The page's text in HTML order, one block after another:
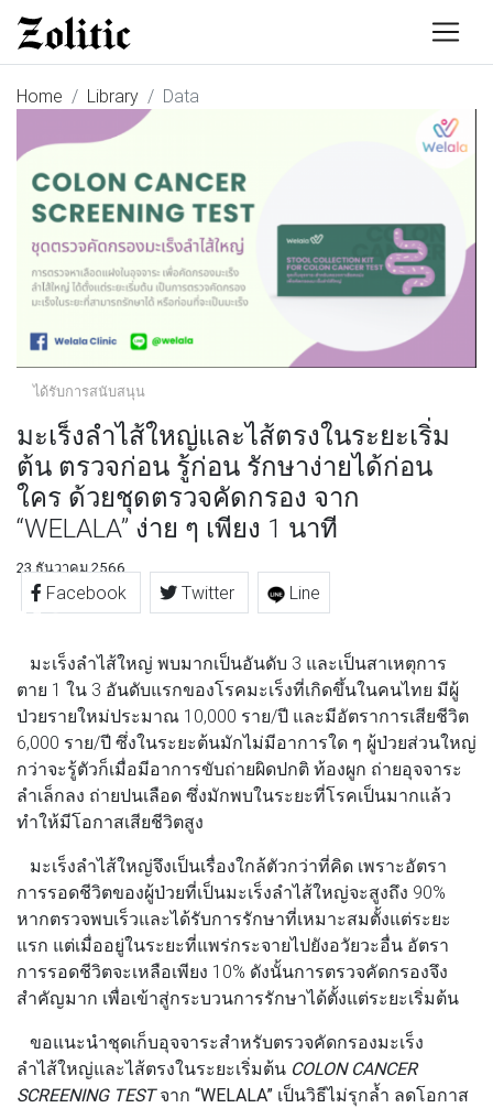
Home Library Data
ได้รับการสนับสนุน
มะเร็งลำไส้ใหญ่และไส้ตรงในระยะเริ่ม
ต้น ตรวจก่อน รู้ก่อน รักษาง่ายได้ก่อน
ใคร ด้วยชุดตรวจคัดกรอง จาก
“WELALA” ง่าย ๆ เพียง 1 นาที
23 ธันวาคม 2566
Facebook Twitter Line
มะเร็งลำไส้ใหญ่ พบมากเป็นอันดับ 3 และเป็นสาเหตุการ
ตาย 1 ใน 3 อันดับแรกของโรคมะเร็งที่เกิดขึ้นในคนไทย มีผู้
ป่วยรายใหม่ประมาณ 10,000 ราย/ปี และมีอัตราการเสียชีวิต
6,000 ราย/ปี ซึ่งในระยะต้นมักไม่มีอาการใด ๆ ผู้ป่วยส่วนใหญ่
กว่าจะรู้ตัวก็เมื่อมีอาการขับถ่ายผิดปกติ ท้องผูก ถ่ายอุจจาระ
ลำเล็กลง ถ่ายปนเลือด ซึ่งมักพบในระยะที่โรคเป็นมากแล้ว
ทำให้มีโอกาสเสียชีวิตสูง
มะเร็งลำไส้ใหญ่จึงเป็นเรื่องใกล้ตัวกว่าที่คิด เพราะอัตรา
การรอดชีวิตของผู้ป่วยที่เป็นมะเร็งลำไส้ใหญ่จะสูงถึง 90%
หากตรวจพบเร็วและได้รับการรักษาที่เหมาะสมตั้งแต่ระยะ
แรก แต่เมื่ออยู่ในระยะที่แพร่กระจายไปยังอวัยวะอื่น อัตรา
การรอดชีวิตจะเหลือเพียง 10% ดังนั้นการตรวจคัดกรองจึง
สำคัญมาก เพื่อเข้าสู่กระบวนการรักษาได้ตั้งแต่ระยะเริ่มต้น
ขอแนะนำชุดเก็บอุจจาระสำหรับตรวจคัดกรองมะเร็ง
ลำไส้ใหญ่และไส้ตรงในระยะเริ่มต้น COLON CANCER
SCREENING TESTจาก “WELALA” เป็นวิธีไม่รุกล้ำ ลดโอกาส